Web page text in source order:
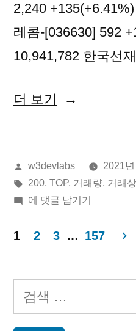
2,240
레콤-[036630] 592
10,941,782 한국선
더 보기 “2021
월
31
코
거
올
린
이:
w3devlabs 2021
태
그:
200, TOP, 거래량, 거래
2021
12
코
에 댓글 남기기
이
1 2 3 … 157
검
색: